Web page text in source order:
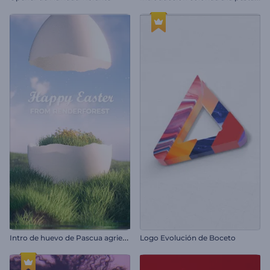
I
ntro de huevo de Pascua agrietado Logo Evolución de Boceto